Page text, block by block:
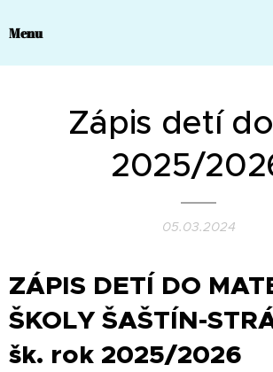
Menu
Zápis detí
2025/
05.03.2024
ZÁPIS DETÍ DO
ŠKOLY ŠAŠTÍN-
šk. rok 2025/2026